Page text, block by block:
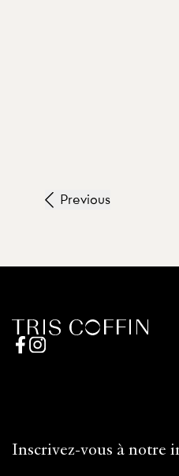
Previous
Inscrivez-vous à notre